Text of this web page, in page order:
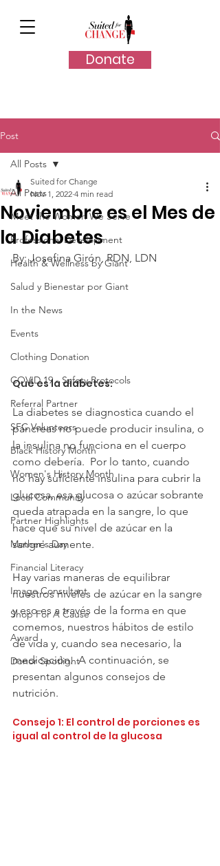
Donate
Post
All Posts
Meet the Women We Serve
Professional Development
Health & Wellness by Giant
Salud y Bienestar por Giant
In the News
Events
Clothing Donation
COVID 19 - Safety Protocols
Referral Partner
SFC Volunteers
Black History Month
Women's History Month
Local Community
Partner Highlights
Mother's Day
Financial Literacy
Image Consultant
Shop For A Cause
Award
Donor Spotlight
All Posts
Noviembre es el Mes de
la Diabetes
Suited for Change
Nov 1, 2022 4 min read
By: Josefina Girón, RDN, LDN
Qué es la diabetes:
La diabetes se diagnostica cuando el
páncreas no puede producir insulina, o
la insulina no funciona en el cuerpo
como debería.  Por lo tanto, cuando
no hay suficiente insulina para cubrir la
glucosa, esa glucosa o azúcar sobrante
queda atrapada en la sangre, lo que
hace que su nivel de azúcar en la
sangre aumente.
Hay varias maneras de equilibrar
nuestros niveles de azúcar en la sangre
y eso es a través de la forma en que
comemos, nuestros hábitos de estilo
de vida y, cuando sea necesario, la
medicación.  A continuación, se
presentan algunos consejos de
nutrición.
Consejo 1: El control de porciones es
igual al control de la glucosa